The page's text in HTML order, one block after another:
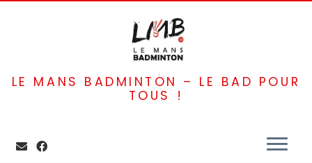
LE MANS BADMINTON – LE BAD POUR
TOUS !